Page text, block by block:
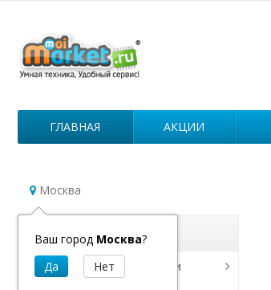
ГЛАВНАЯ АКЦИИ
Москва
Ваш город Москва?
Каталог
Роботы для уборки дома и
дезинфекции